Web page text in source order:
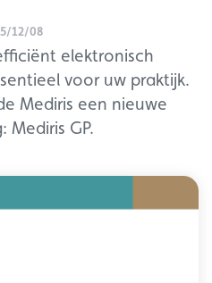
12/08
elektronisch
voor uw praktijk.
Mediris een nieuwe
Mediris GP.